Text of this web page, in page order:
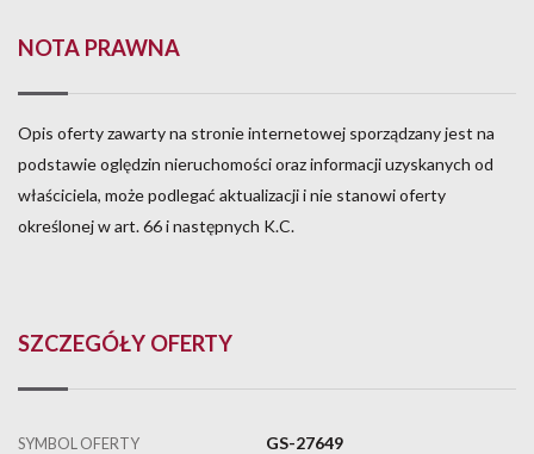
NOTA PRAWNA
Opis oferty zawarty na stronie internetowej sporządzany jest na
podstawie oględzin nieruchomości oraz informacji uzyskanych od
właściciela, może podlegać aktualizacji i nie stanowi oferty
określonej w art. 66 i następnych K.C.
SZCZEGÓŁY OFERTY
SYMBOL OFERTY GS-27649